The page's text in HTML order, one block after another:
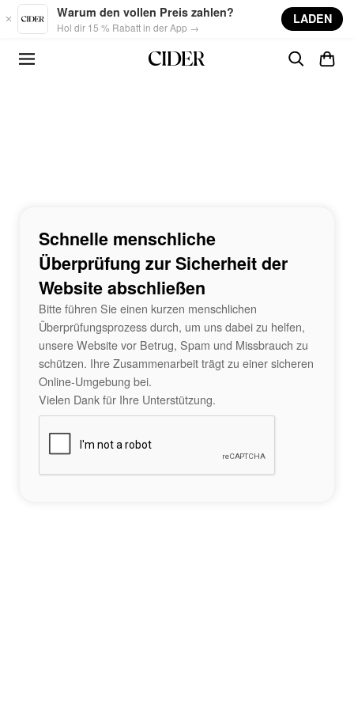
Skip to main content
Warum den vollen Preis zahlen?
Hol dir 15 % Rabatt in der App →
LADEN
Schnelle menschliche
Überprüfung zur Sicherheit der
Website abschließen
Bitte führen Sie einen kurzen menschlichen
Überprüfungsprozess durch, um uns dabei zu helfen,
unsere Website vor Betrug, Spam und Missbrauch zu
schützen. Ihre Zusammenarbeit trägt zu einer sicheren
Online-Umgebung bei.
Vielen Dank für Ihre Unterstützung.